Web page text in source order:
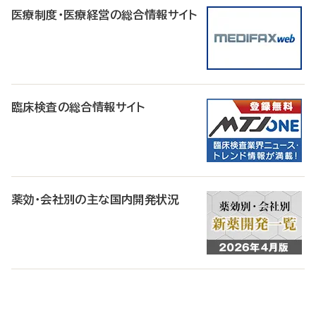
医療制度・医療経営の総合情報サイト
臨床検査の総合情報サイト
薬効・会社別の主な国内開発状況